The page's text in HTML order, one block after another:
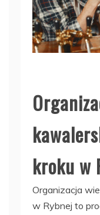
kroku w
Organizacja
w Rybnej to